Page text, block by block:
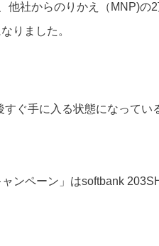
他社からのりかえ（MNP)の
りました。
ぐ手に入る状態になってい
ンペーン」はsoftbank